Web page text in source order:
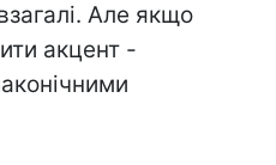
Але якщо
акцент -